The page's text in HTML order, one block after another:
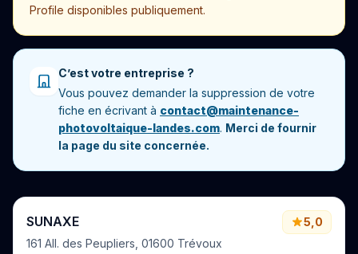
Profile disponibles publiquement.
C’est votre entreprise ?
Vous pouvez demander la suppression de votre
fiche en écrivant à contact@maintenance-
photovoltaique-landes.com. Merci de fournir
la page du site concernée.
SUNAXE
161 All. des Peupliers, 01600 Trévoux
5,0